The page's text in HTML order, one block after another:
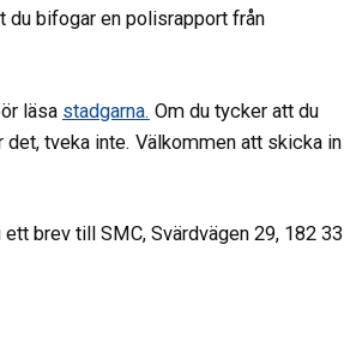
du bifogar en polisrapport från
läsa stadgarna. Om du tycker att du
tveka inte. Välkommen att skicka in
brev till SMC, Svärdvägen 29, 182 33